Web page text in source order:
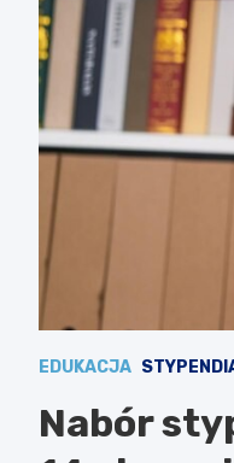
EDUKACJA
Nabór